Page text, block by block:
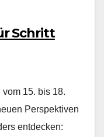
Schritt
15. bis 18.
Perspektiven
ent­deck­en: